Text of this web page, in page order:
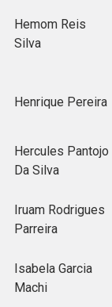
Hemom Reis
Silva
Henrique Pereira
Hercules Pantojo
Da Silva
Iruam Rodrigues
Parreira
Isabela Garcia
Machi